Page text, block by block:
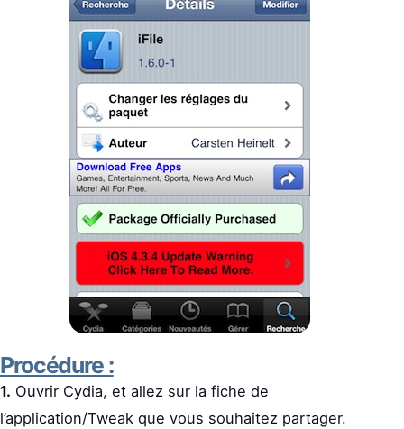
Procédure :
1. Ouvrir Cydia, et allez sur la fiche de
l’application/Tweak que vous souhaitez partager.